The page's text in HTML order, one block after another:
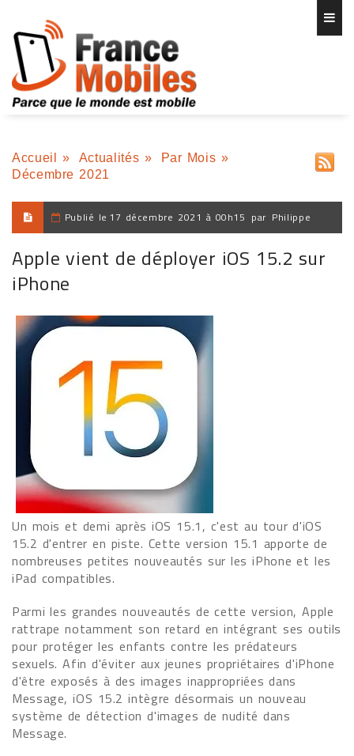
Accueil » Actualités » Par Mois »
Décembre 2021
Publié le 17 décembre 2021 à 00h15 par Philippe
Apple vient de déployer iOS 15.2 sur
iPhone
Un mois et demi après iOS 15.1, c'est au tour d'iOS
15.2 d'entrer en piste. Cette version 15.1 apporte de
nombreuses petites nouveautés sur les iPhone et les
iPad compatibles.
Parmi les grandes nouveautés de cette version, Apple
rattrape notamment son retard en intégrant ses outils
pour protéger les enfants contre les prédateurs
sexuels. Afin d'éviter aux jeunes propriétaires d'iPhone
d'être exposés à des images inappropriées dans
Message, iOS 15.2 intègre désormais un nouveau
système de détection d'images de nudité dans
Message.